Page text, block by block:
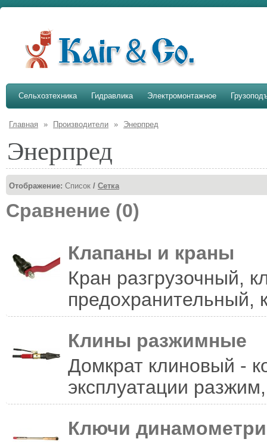
Сельхозтехника Гидравлика Электромонтажное
Главная » Производители » Энерпред
Энерпред
Отображение: Список / Сетка
Сравнение (0)
Клапаны и краны
Кран разгрузочный,
Клины разжимные
Домкрат клиновый -
эксплуатации
Ключи